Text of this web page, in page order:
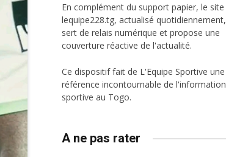
En complément du support papier, le site
lequipe228.tg, actualisé quotidiennement,
sert de relais numérique et propose une
couverture réactive de l'actualité.
Ce dispositif fait de L'Equipe Sportive une
référence incontournable de l'information
sportive au Togo.
A ne pas rater